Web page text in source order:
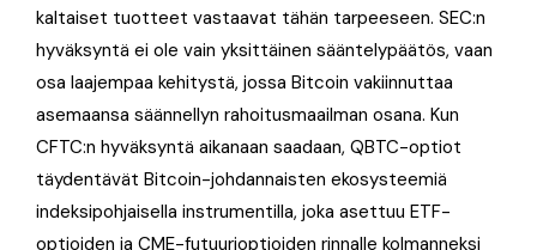
kaltaiset tuotteet vastaavat tähän tarpeeseen. SEC:n
hyväksyntä ei ole vain yksittäinen sääntelypäätös, vaan
osa laajempaa kehitystä, jossa Bitcoin vakiinnuttaa
asemaansa säännellyn rahoitusmaailman osana. Kun
CFTC:n hyväksyntä aikanaan saadaan, QBTC-optiot
täydentävät Bitcoin-johdannaisten ekosysteemiä
indeksipohjaisella instrumentilla, joka asettuu ETF-
optioiden ja CME-futuurioptioiden rinnalle kolmanneksi